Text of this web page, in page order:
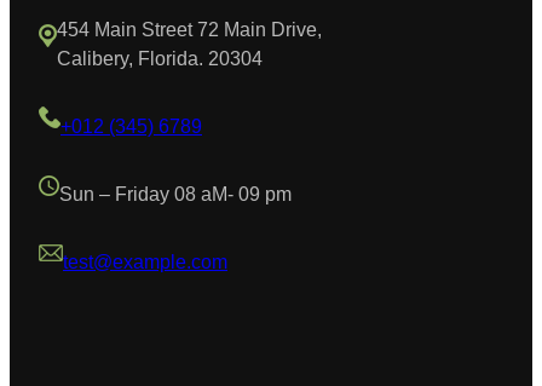
454 Main Street 72 Main Drive,
Calibery, Florida. 20304
+012 (345) 6789
Sun – Friday 08 aM- 09 pm
test@example.com